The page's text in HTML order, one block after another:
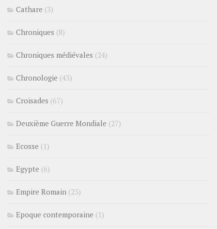
Cathare (3)
Chroniques (8)
Chroniques médiévales (24)
Chronologie (43)
Croisades (67)
Deuxième Guerre Mondiale (27)
Ecosse (1)
Egypte (6)
Empire Romain (25)
Epoque contemporaine (1)